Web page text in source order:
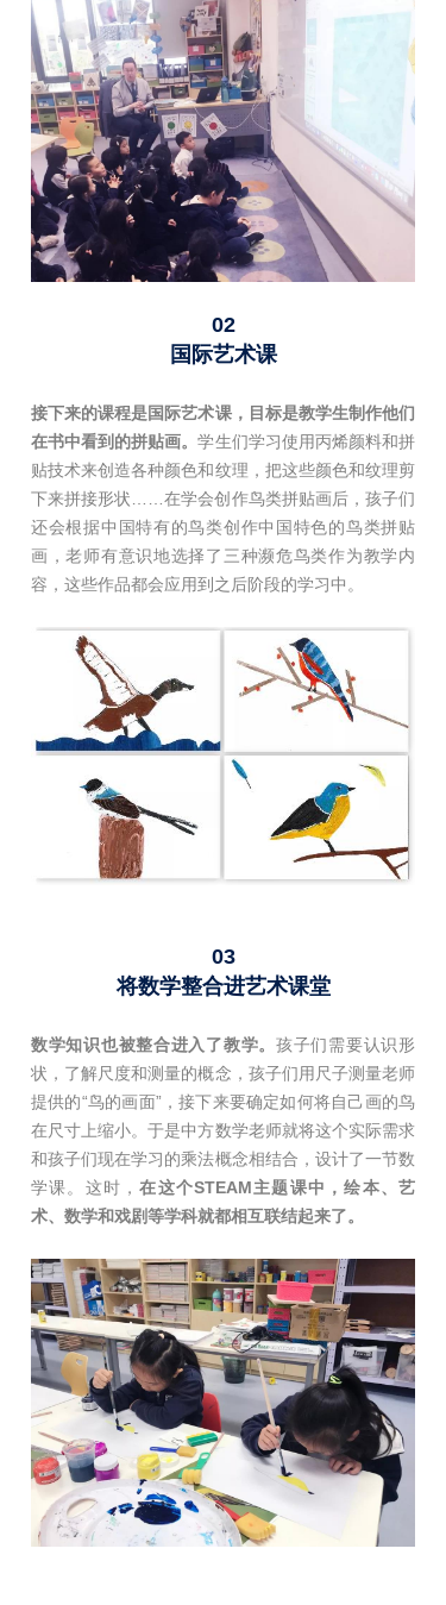
02
国际艺术课
接下来的课程是国际艺术课，目标是教学生制作他们
在书中看到的拼贴画。学生们学习使用丙烯颜料和拼
贴技术来创造各种颜色和纹理，把这些颜色和纹理剪
下来拼接形状……在学会创作鸟类拼贴画后，孩子们
还会根据中国特有的鸟类创作中国特色的鸟类拼贴
画，老师有意识地选择了三种濒危鸟类作为教学内
容，这些作品都会应用到之后阶段的学习中。
03
将数学整合进艺术课堂
数学知识也被整合进入了教学。 孩子们需要认识形
状，了解尺度和测量的概念，孩子们用尺子测量老师
提供的“鸟的画面”，接下来要确定如何将自己画的鸟
在尺寸上缩小。于是中方数学老师就将这个实际需求
和孩子们现在学习的乘法概念相结合，设计了一节数
学课。这时，在这个STEAM主题课中，绘本、艺
术、数学和戏剧等学科就都相互联结起来了。